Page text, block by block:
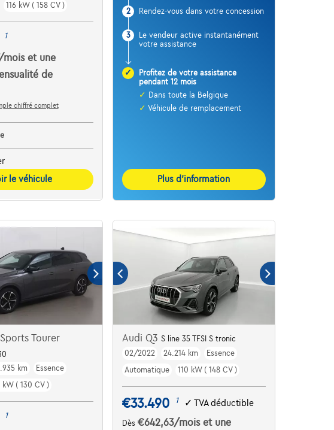
116 kW ( 158 CV )
1
et une
de
chiffré complet
le véhicule
2 Rendez-vous dans votre concession
3
Le vendeur active instantanément
votre assistance
✓
Profitez de votre assistance
pendant 12 mois
✓ Dans toute la Belgique
✓ Véhicule de remplacement
Plus d’information
18" Mazano - Winter Pack - Privacy G
Tourer
km
Essence
kW ( 130 CV )
1
Audi Q3S line 35 TFSI S tronic
02/2022
24.214 km
Essence
Automatique
110 kW ( 148 CV )
€33.490 1 ✓TVA déductible
Dès€642,63/moiset une